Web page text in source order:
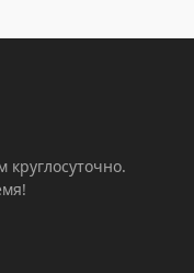
круглосуточно.